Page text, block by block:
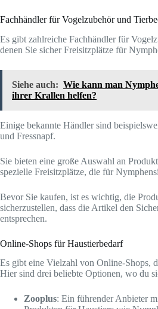
Fachhändler für Vogelzubehör und
Es gibt zahlreiche Fachhändler für
denen Sie sicher Freisitzplätze für
Siehe auch: Wie kann man
ihrer Krallen helfen?
Einige bekannte Händler sind
und Fressnapf.
Sie bieten eine große Auswahl an
spezielle Freisitzplätze, die für
Bevor Sie kaufen, ist es wichtig, die
sicherzustellen, dass die Artikel den
entsprechen.
Online-Shops für Haustierbedarf
Es gibt eine Vielzahl von Online-Shops,
Hier sind drei beliebte Optionen, wo du
Zooplus: Ein führender Anbieter